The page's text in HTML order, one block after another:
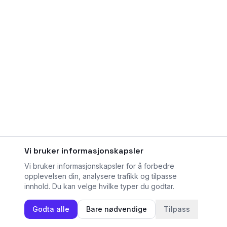
Vi bruker informasjonskapsler
Vi bruker informasjonskapsler for å forbedre
opplevelsen din, analysere trafikk og tilpasse
innhold. Du kan velge hvilke typer du godtar.
Godta alle Bare nødvendige Tilpass